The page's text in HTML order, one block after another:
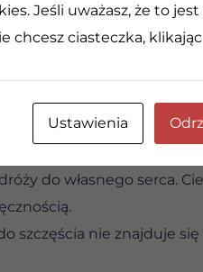
na jego przyczynę
że trudne emocje po
mieliśmy odwagi
sobie na
się naszymi
do własnego serca.
szczęścia nie znajduje
Jeśli uważasz, że to
chcesz ciasteczka,
Ustawienia